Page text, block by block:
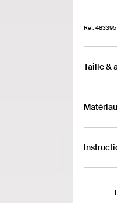
Réf. 483395
Taille &